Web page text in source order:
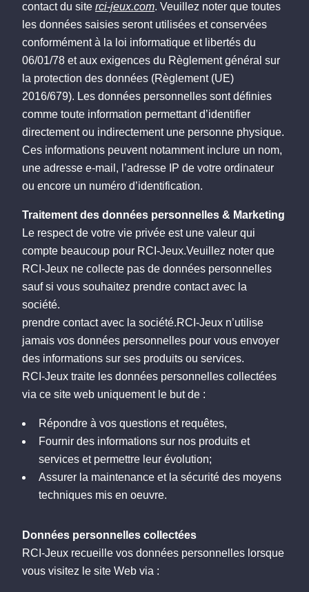
contact du site rci-jeux.com. Veuillez noter que toutes
les données saisies seront utilisées et conservées
conformément à la loi informatique et libertés du
06/01/78 et aux exigences du Règlement général sur
la protection des données (Règlement (UE)
2016/679). Les données personnelles sont définies
comme toute information permettant d’identifier
directement ou indirectement une personne physique.
Ces informations peuvent notamment inclure un nom,
une adresse e-mail, l’adresse IP de votre ordinateur
ou encore un numéro d’identification.
Traitement des données personnelles & Marketing
Le respect de votre vie privée est une valeur qui
compte beaucoup pour RCI-Jeux.Veuillez noter que
RCI-Jeux ne collecte pas de données personnelles
sauf si vous souhaitez prendre contact avec la
société.
prendre contact avec la société.RCI-Jeux n’utilise
jamais vos données personnelles pour vous envoyer
des informations sur ses produits ou services.
RCI-Jeux traite les données personnelles collectées
via ce site web uniquement le but de :
Répondre à vos questions et requêtes,
Fournir des informations sur nos produits et
services et permettre leur évolution;
Assurer la maintenance et la sécurité des moyens
techniques mis en oeuvre.
Données personnelles collectées
RCI-Jeux recueille vos données personnelles lorsque
vous visitez le site Web via :